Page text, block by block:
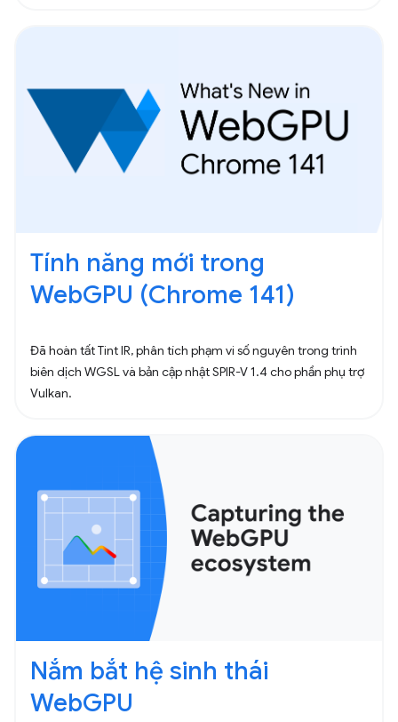
Tính năng mới trong
WebGPU (Chrome 141)
Đã hoàn tất Tint IR, phân tích phạm vi số nguyên trong trình
biên dịch WGSL và bản cập nhật SPIR-V 1.4 cho phần phụ trợ
Vulkan.
Nắm bắt hệ sinh thái
WebGPU